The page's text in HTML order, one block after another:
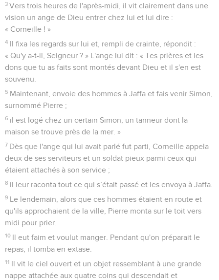
3 Vers trois heures de l'après-midi, il vit clairement dans une
vision un ange de Dieu entrer chez lui et lui dire :
« Corneille ! »
4 Il fixa les regards sur lui et, rempli de crainte, répondit :
« Qu'y a-t-il, Seigneur ? » L'ange lui dit : « Tes prières et les
dons que tu as faits sont montés devant Dieu et il s'en est
souvenu.
5 Maintenant, envoie des hommes à Jaffa et fais venir Simon,
surnommé Pierre ;
6 il est logé chez un certain Simon, un tanneur dont la
maison se trouve près de la mer. »
7 Dès que l'ange qui lui avait parlé fut parti, Corneille appela
deux de ses serviteurs et un soldat pieux parmi ceux qui
étaient attachés à son service ;
8 il leur raconta tout ce qui s’était passé et les envoya à Jaffa.
9 Le lendemain, alors que ces hommes étaient en route et
qu'ils approchaient de la ville, Pierre monta sur le toit vers
midi pour prier.
10 Il eut faim et voulut manger. Pendant qu'on préparait le
repas, il tomba en extase.
11 Il vit le ciel ouvert et un objet ressemblant à une grande
nappe attachée aux quatre coins qui descendait et